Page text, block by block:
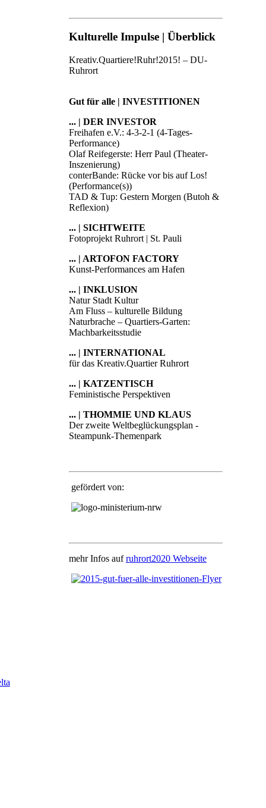
Kulturelle Impulse | Überblick
Kreativ.Quartiere!Ruhr!2015! – DU-
Ruhrort
Gut für alle | INVESTITIONEN
... | DER INVESTOR
Freihafen e.V.: 4-3-2-1 (4-Tages-
Performance)
Olaf Reifegerste: Herr Paul (Theater-
Inszenierung)
conterBande: Rücke vor bis auf Los!
(Performance(s))
TAD & Tup: Gestern Morgen (Butoh &
Reflexion)
... | SICHTWEITE
Fotoprojekt Ruhrort | St. Pauli
... | ARTOFON FACTORY
Kunst-Performances am Hafen
... | INKLUSION
Natur Stadt Kultur
Am Fluss – kulturelle Bildung
Naturbrache – Quartiers-Garten:
Machbarkeitsstudie
... | INTERNATIONAL
für das Kreativ.Quartier Ruhrort
... | KATZENTISCH
Feministische Perspektiven
... | THOMMIE UND KLAUS
Der zweite Weltbeglückungsplan -
Steampunk-Themenpark
gefördert von:
mehr Infos aufruhrort2020 Webseite